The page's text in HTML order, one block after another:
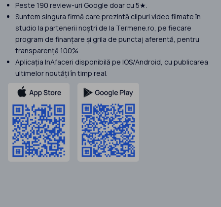
Peste 190 review-uri Google doar cu 5★.
Suntem singura firmă care prezintă clipuri video filmate în
studio la partenerii noștri de la Termene.ro, pe fiecare
program de finanțare și grila de punctaj aferentă, pentru
transparență 100%.
Aplicația InAfaceri disponibilă pe IOS/Android, cu publicarea
ultimelor noutăți în timp real.